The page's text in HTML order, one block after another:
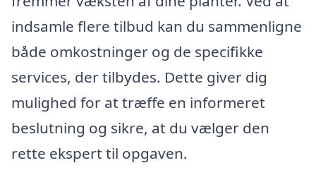
indsamle flere tilbud kan du sammenligne
både omkostninger og de specifikke
services, der tilbydes. Dette giver dig
mulighed for at træffe en informeret
beslutning og sikre, at du vælger den
rette ekspert til opgaven.